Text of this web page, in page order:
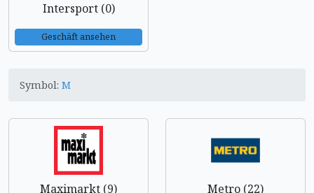
Intersport (0)
Geschäft ansehen
Symbol: M
Maximarkt (9) Metro (22)